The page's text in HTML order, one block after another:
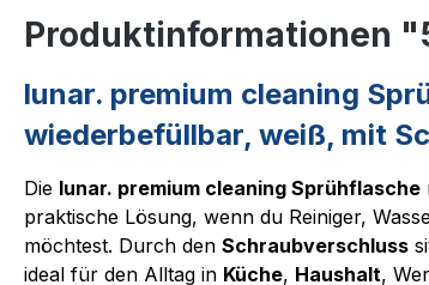
Produktinformationen
lunar. premium cleaning
wiederbefüllbar, weiß, mit
Die lunar. premium cleaning Sprühflasche
praktische Lösung, wenn du Reiniger,
möchtest. Durch den Schraubverschluss
ideal für den Alltag in Küche, Haushalt,